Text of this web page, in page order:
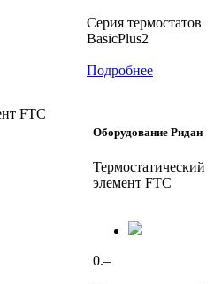
Серия термостатов
BasicPlus2
Подробнее
Оборудование Ридан
Термостатический
элемент FTC
0.–